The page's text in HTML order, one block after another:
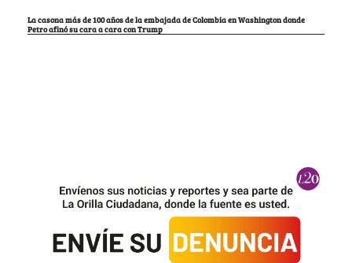
La casona más de 100 años de la embajada de Colombia en Washington donde
Petro afinó su cara a cara con Trump